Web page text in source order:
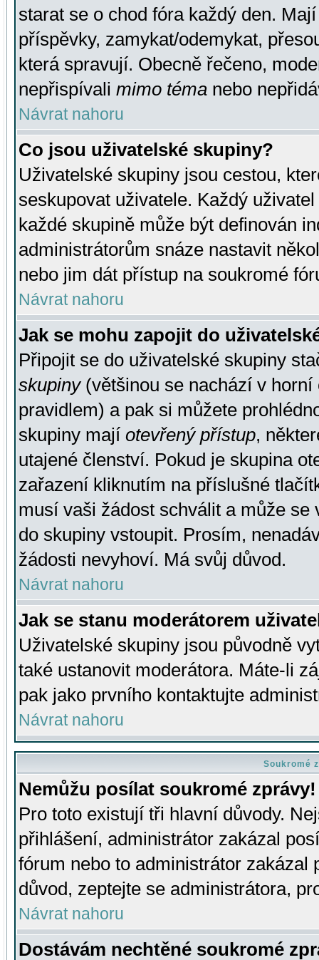
starat se o chod fóra každý den.
příspěvky, zamykat/odemykat,
která spravují. Obecně řečeno,
nepřispívali mimo téma nebo
Návrat nahoru
Co jsou uživatelské skupiny?
Uživatelské skupiny jsou cestou,
seskupovat uživatele. Každý
každé skupině může být definován
administrátorům snáze nastavit
nebo jim dát přístup na soukromé
Návrat nahoru
Jak se mohu zapojit do
Připojit se do uživatelské skupiny
skupiny(většinou se nachází v horní
pravidlem) a pak si můžete
skupiny mají otevřený přístup,
utajené členství. Pokud je skupina
zařazení kliknutím na příslušné
musí vaši žádost schválit a může se
do skupiny vstoupit. Prosím,
žádosti nevyhoví. Má svůj důvod.
Návrat nahoru
Jak se stanu moderátorem
Uživatelské skupiny jsou původně
také ustanovit moderátora. Máte-li
pak jako prvního kontaktujte
Návrat nahoru
Soukromé
Nemůžu posílat soukromé zprávy!
Pro toto existují tři hlavní důvody.
přihlášení, administrátor zakázal
fórum nebo to administrátor zakázal
důvod, zeptejte se administrátora,
Návrat nahoru
Dostávám nechtěné soukromé